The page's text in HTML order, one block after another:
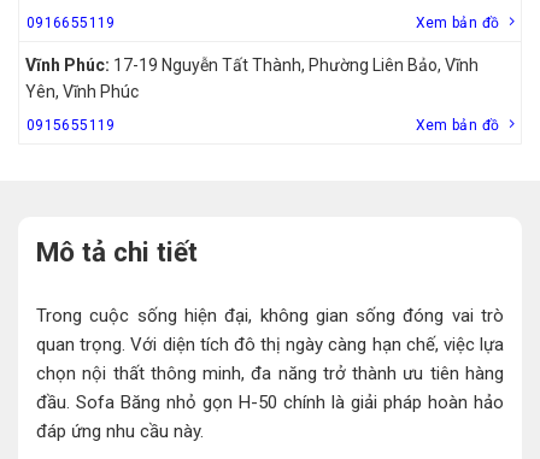
0916655119 Xem bản đồ
Vĩnh Phúc: 17-19 Nguyễn Tất Thành, Phường Liên Bảo, Vĩnh
Yên, Vĩnh Phúc
0915655119 Xem bản đồ
Mô tả chi tiết
Trong cuộc sống hiện đại, không gian sống đóng vai trò
quan trọng. Với diện tích đô thị ngày càng hạn chế, việc lựa
chọn nội thất thông minh, đa năng trở thành ưu tiên hàng
đầu. Sofa Băng nhỏ gọn H-50 chính là giải pháp hoàn hảo
đáp ứng nhu cầu này.